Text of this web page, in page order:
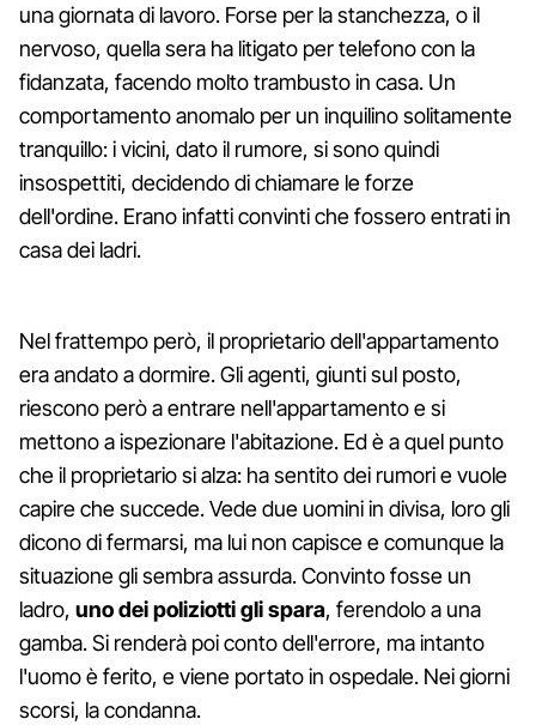
una giornata di lavoro. Forse per la stanchezza, o il
nervoso, quella sera ha litigato per telefono con la
fidanzata, facendo molto trambusto in casa. Un
comportamento anomalo per un inquilino solitamente
tranquillo: i vicini, dato il rumore, si sono quindi
insospettiti, decidendo di chiamare le forze
dell'ordine. Erano infatti convinti che fossero entrati in
casa dei ladri.
Nel frattempo però, il proprietario dell'appartamento
era andato a dormire. Gli agenti, giunti sul posto,
riescono però a entrare nell'appartamento e si
mettono a ispezionare l'abitazione. Ed è a quel punto
che il proprietario si alza: ha sentito dei rumori e vuole
capire che succede. Vede due uomini in divisa, loro gli
dicono di fermarsi, ma lui non capisce e comunque la
situazione gli sembra assurda. Convinto fosse un
ladro, uno dei poliziotti gli spara, ferendolo a una
gamba. Si renderà poi conto dell'errore, ma intanto
l'uomo è ferito, e viene portato in ospedale. Nei giorni
scorsi, la condanna.